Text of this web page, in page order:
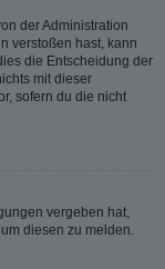
der Administration
verstoßen hast, kann
die Entscheidung der
mit dieser
sofern du die nicht
vergeben hat,
diesen zu melden.